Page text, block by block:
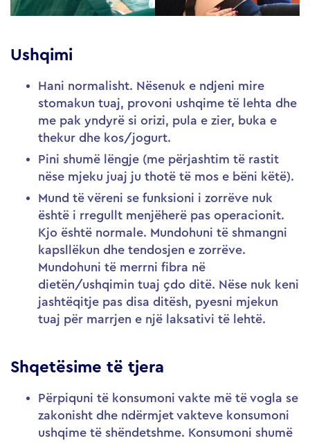
Ushqimi
Hani normalisht. Nësenuk e ndjeni mire
stomakun tuaj, provoni ushqime të lehta dhe
me pak yndyrë si orizi, pula e zier, buka e
thekur dhe kos/jogurt.
Pini shumë lëngje (me përjashtim të rastit
nëse mjeku juaj ju thotë të mos e bëni këtë).
Mund të vëreni se funksioni i zorrëve nuk
është i rregullt menjëherë pas operacionit.
Kjo është normale. Mundohuni të shmangni
kapsllëkun dhe tendosjen e zorrëve.
Mundohuni të merrni fibra në
dietën/ushqimin tuaj çdo ditë. Nëse nuk keni
jashtëqitje pas disa ditësh, pyesni mjekun
tuaj për marrjen e një laksativi të lehtë.
Shqetësime të tjera
Përpiquni të konsumoni vakte më të vogla se
zakonisht dhe ndërmjet vakteve konsumoni
ushqime të shëndetshme. Konsumoni shumë